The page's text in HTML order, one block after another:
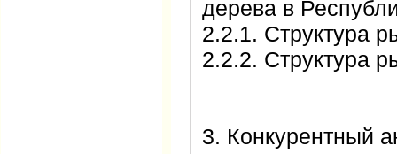
дерева в
2.2.1. Структура
2.2.2. Структура
3. Конкурентный